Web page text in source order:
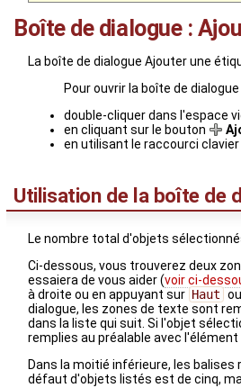
Boîte de dialogue :
La boîte de dialogue Ajouter une
Pour ouvrir la boîte de
double-cliquer dans l'espace
en cliquant sur le bouton
en utilisant le raccourci clavier
Utilisation de la boîte de
Le nombre total d'objets
Ci-dessous, vous trouverez deux
essaiera de vous aider (voir ci-
à droite ou en appuyant sur Haut ou
dialogue, les zones de texte sont
dans la liste qui suit. Si l'objet
remplies au préalable avec
Dans la moitié inférieure, les
défaut d'objets listés est de cinq,